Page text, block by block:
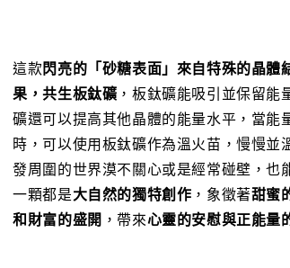
這款閃亮的「砂糖表面」來自特殊的晶體
果，共生板鈦礦 ，板鈦礦能吸引並保留能
礦還可以提高其他晶體的能量水平，當能
時，可以使用板鈦礦作為溫火苗，慢慢並
發周圍的世界漠不關心或是經常碰壁，也
一顆都是大自然的獨特創作 ，象徵著甜蜜
和財富的盛開 ，帶來心靈的安慰與正能量